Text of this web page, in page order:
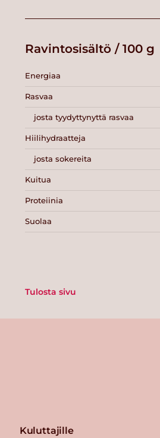
Ravintosisältö / 100 g
Energiaa
Rasvaa
josta tyydyttynyttä rasvaa
Hiilihydraatteja
josta sokereita
Kuitua
Proteiinia
Suolaa
Tulosta sivu
Kuluttajille